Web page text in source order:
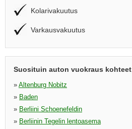
Kolarivakuutus
Varkausvakuutus
Suosituin auton vuokraus kohteet
» Altenburg Nobitz
» Baden
» Berliini Schoenefeldin
» Berliinin Tegelin lentoasema